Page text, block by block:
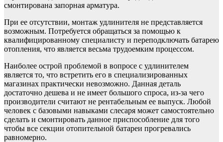
смонтирована запорная арматура.
При ее отсутствии, монтаж удлинителя не представляется
возможным. Потребуется обращаться за помощью к
квалифицированному специалисту и переподключать батарею
отопления, что является весьма трудоемким процессом.
Наиболее острой проблемой в вопросе с удлинителем
является то, что встретить его в специализированных
магазинах практически невозможно. Данная деталь
достаточно дешева и не имеет большого спроса, из-за чего
производители считают не рентабельным ее выпуск. Любой
человек с базовыми навыками слесаря может самостоятельно
сделать и смонтировать данное приспособление для того
чтобы все секции отопительной батареи прогревались
равномерно.